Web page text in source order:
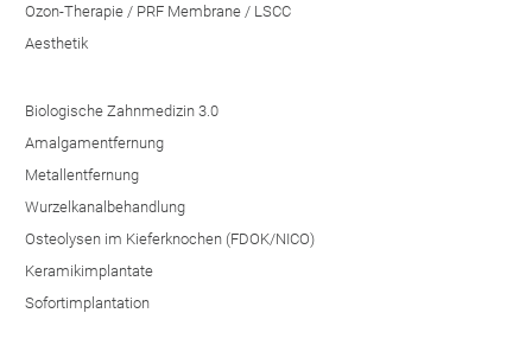
Ozon-Therapie / PRF Membrane / LSCC
Aesthetik
Biologische Zahnmedizin 3.0
Amalgamentfernung
Metallentfernung
Wurzelkanalbehandlung
Osteolysen im Kieferknochen (FDOK/NICO)
Keramikimplantate
Sofortimplantation